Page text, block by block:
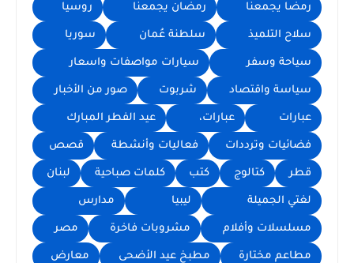
رمضا يجمعنا رمضان يجمعنا روسيا
سلاح التلميذ سلطنة عُمان سوريا
سياحة وسفر سيارات مواصفات واسعار
سياسة واقتصاد شربوت صور من الأخبار
عبارات عبارات، عيد الفطر المبارك
فضائيات وترددات فعاليات وأنشطة قصص
قطر كتالوج كتب كلمات صباحية لبنان
لغتي الجميلة ليبيا مدارس
مسلسلات وأفلام مشروبات فاخرة مصر
مطاعم مختارة مطبخ عيد الأضحى معارض